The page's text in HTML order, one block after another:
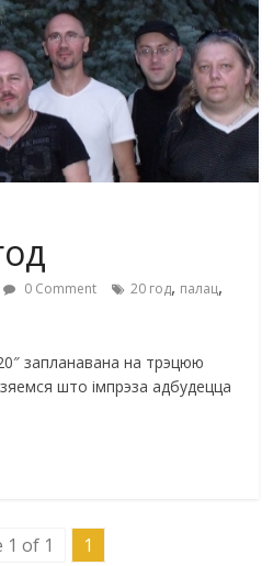
0 Comment 20 год, палац,
запланавана на трэцюю
што імпрэза адбудецца
1 of 1 1